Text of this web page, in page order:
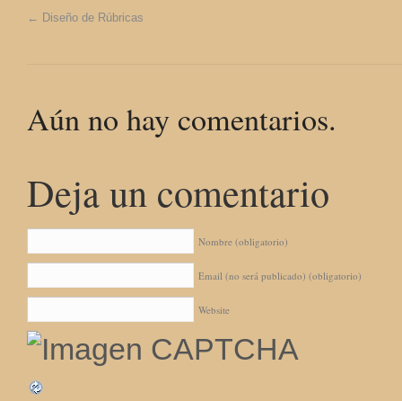
← Diseño de Rúbricas
Aún no hay comentarios.
Deja un comentario
Nombre (obligatorio)
Email (no será publicado) (obligatorio)
Website